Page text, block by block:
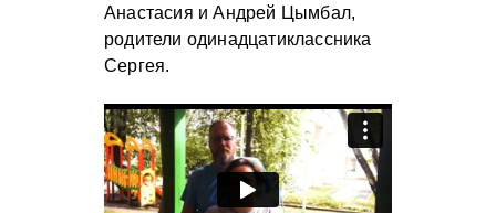
Анастасия и Андрей Цымбал,
родители одинадцатиклассника
Сергея.